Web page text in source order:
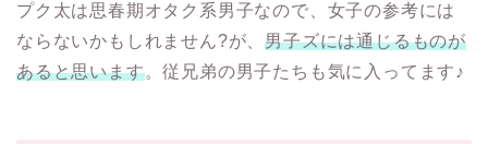
プク太は思春期オタク系男子なので、女子の参考には
ならないかもしれません?が、男子ズには通じるものが
あると思います。従兄弟の男子たちも気に入ってます♪